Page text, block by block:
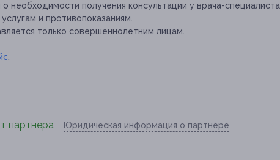
необходимости получения консультации у врача-специалиста
и противопоказаниям.
только совершеннолетним лицам.
партнера Юридическая информация о партнёре